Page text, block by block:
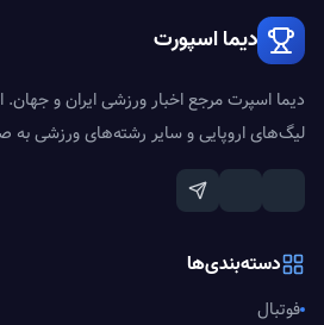
دیما اسپورت
دیما اسپرت مرجع اخبار ورزشی ایران و جهان.
لیگ‌های اروپایی و سایر رشته‌های ورزشی به
دسته‌بندی‌ها
فوتبال